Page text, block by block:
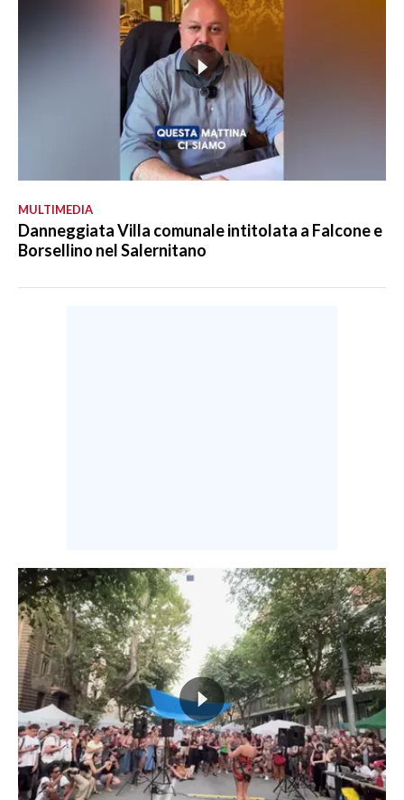
MULTIMEDIA
Danneggiata Villa comunale intitolata a Falcone e
Borsellino nel Salernitano